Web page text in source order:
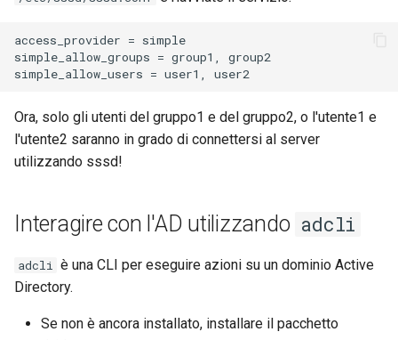
access_provider = simple
simple_allow_groups = group1, group2
Ora, solo gli utenti del gruppo1 e del gruppo2, o l'utente1 e
l'utente2 saranno in grado di connettersi al server
utilizzando sssd!
Interagire con l'AD utilizzando adcli
adcli è una CLI per eseguire azioni su un dominio Active
Directory.
Se non è ancora installato, installare il pacchetto